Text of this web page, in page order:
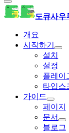
도큐사우
개요
시작하기
설치
설정
플레이
타입스
가이드
페이지
문서
블로그